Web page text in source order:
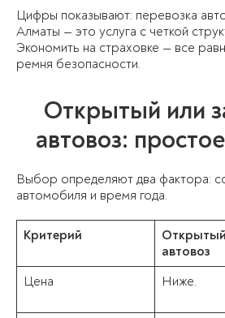
Цифры показывают: перевозка
Алматы — это услуга с четкой
Экономить на страховке — все
ремня безопасности.
Открытый или
автовоз:
Выбор определяют два фактора:
автомобиля и время года.
Критерий
Открытый
автовоз
Цена
Ниже.